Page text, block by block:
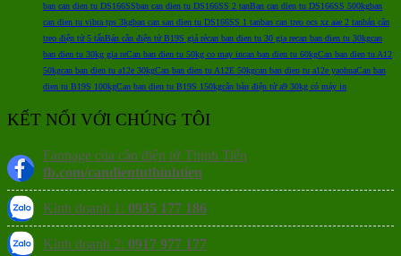
ban can dien tu DS166SSban can dien tu DS166SS 2 tanBan can dien tu DS166SS 500kgban
can dien tu vibra tps 3kgban can san dien tu DS166SS 1 tanban can treo ocs xz aae 2 tanbán cân
treo điện tử 5 tấnBán cân điện tử B19S giá rẻcan ban dien tu 30 gia recan ban dien tu 30kgcan
ban dien tu 30kg gia reCan ban dien tu 50kg co may incan ban dien tu 60kgCan ban dien tu A12
50kgcan ban dien tu a12e 30kgCan ban dien tu A12E 50kgcan ban dien tu a12e yaohuaCan ban
dien tu B19S 100kgCan ban dien tu B19S 150kgcân bàn điện tử a9 30kg có máy in
KẾT NỐI VỚI CHÚNG TÔI
Fanpage của cân điện tử Thịnh Tiến
fb.com/candientuthinhtien
Kinh doanh 1: 0935 177 186
Kinh doanh 2: 0917 977 177